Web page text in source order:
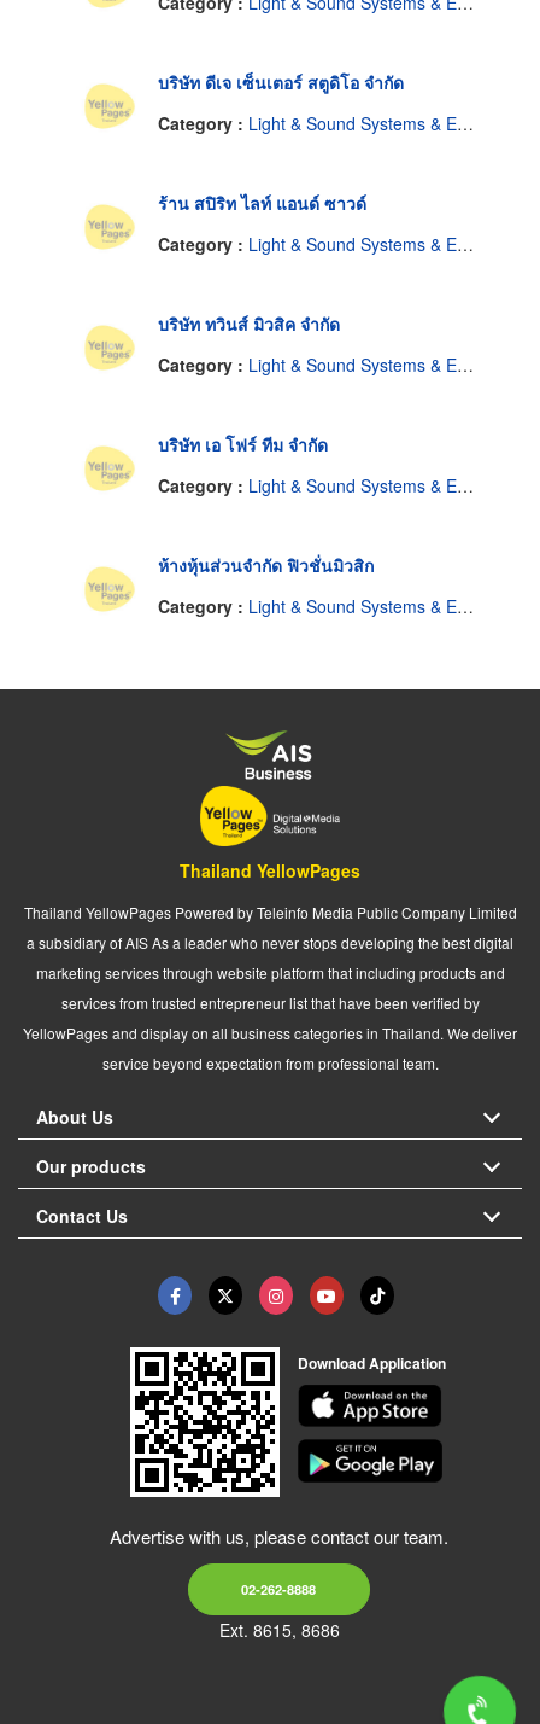
บริษัท ดีเจ เซ็นเตอร์ สตูดิโอ จำกัด
Category : Light & Sound Systems & Equipment-Renting
ร้าน สปิริท ไลท์ แอนด์ ซาวด์
Category : Light & Sound Systems & Equipment-Renting
บริษัท ทวินส์ มิวสิค จำกัด
Category : Light & Sound Systems & Equipment-Renting
บริษัท เอ โฟร์ ทีม จำกัด
Category : Light & Sound Systems & Equipment-Renting
ห้างหุ้นส่วนจำกัด ฟิวชั่นมิวสิก
Category : Light & Sound Systems & Equipment-Renting
Thailand YellowPages
Thailand YellowPages Powered by Teleinfo Media Public Company Limited
a subsidiary of AIS As a leader who never stops developing the best digital
marketing services through website platform that including products and
services from trusted entrepreneur list that have been verified by
YellowPages and display on all business categories in Thailand. We deliver
service beyond expectation from professional team.
About Us
Our products
Contact Us
Download Application
Advertise with us, please contact our team.
02-262-8888
Ext. 8615, 8686